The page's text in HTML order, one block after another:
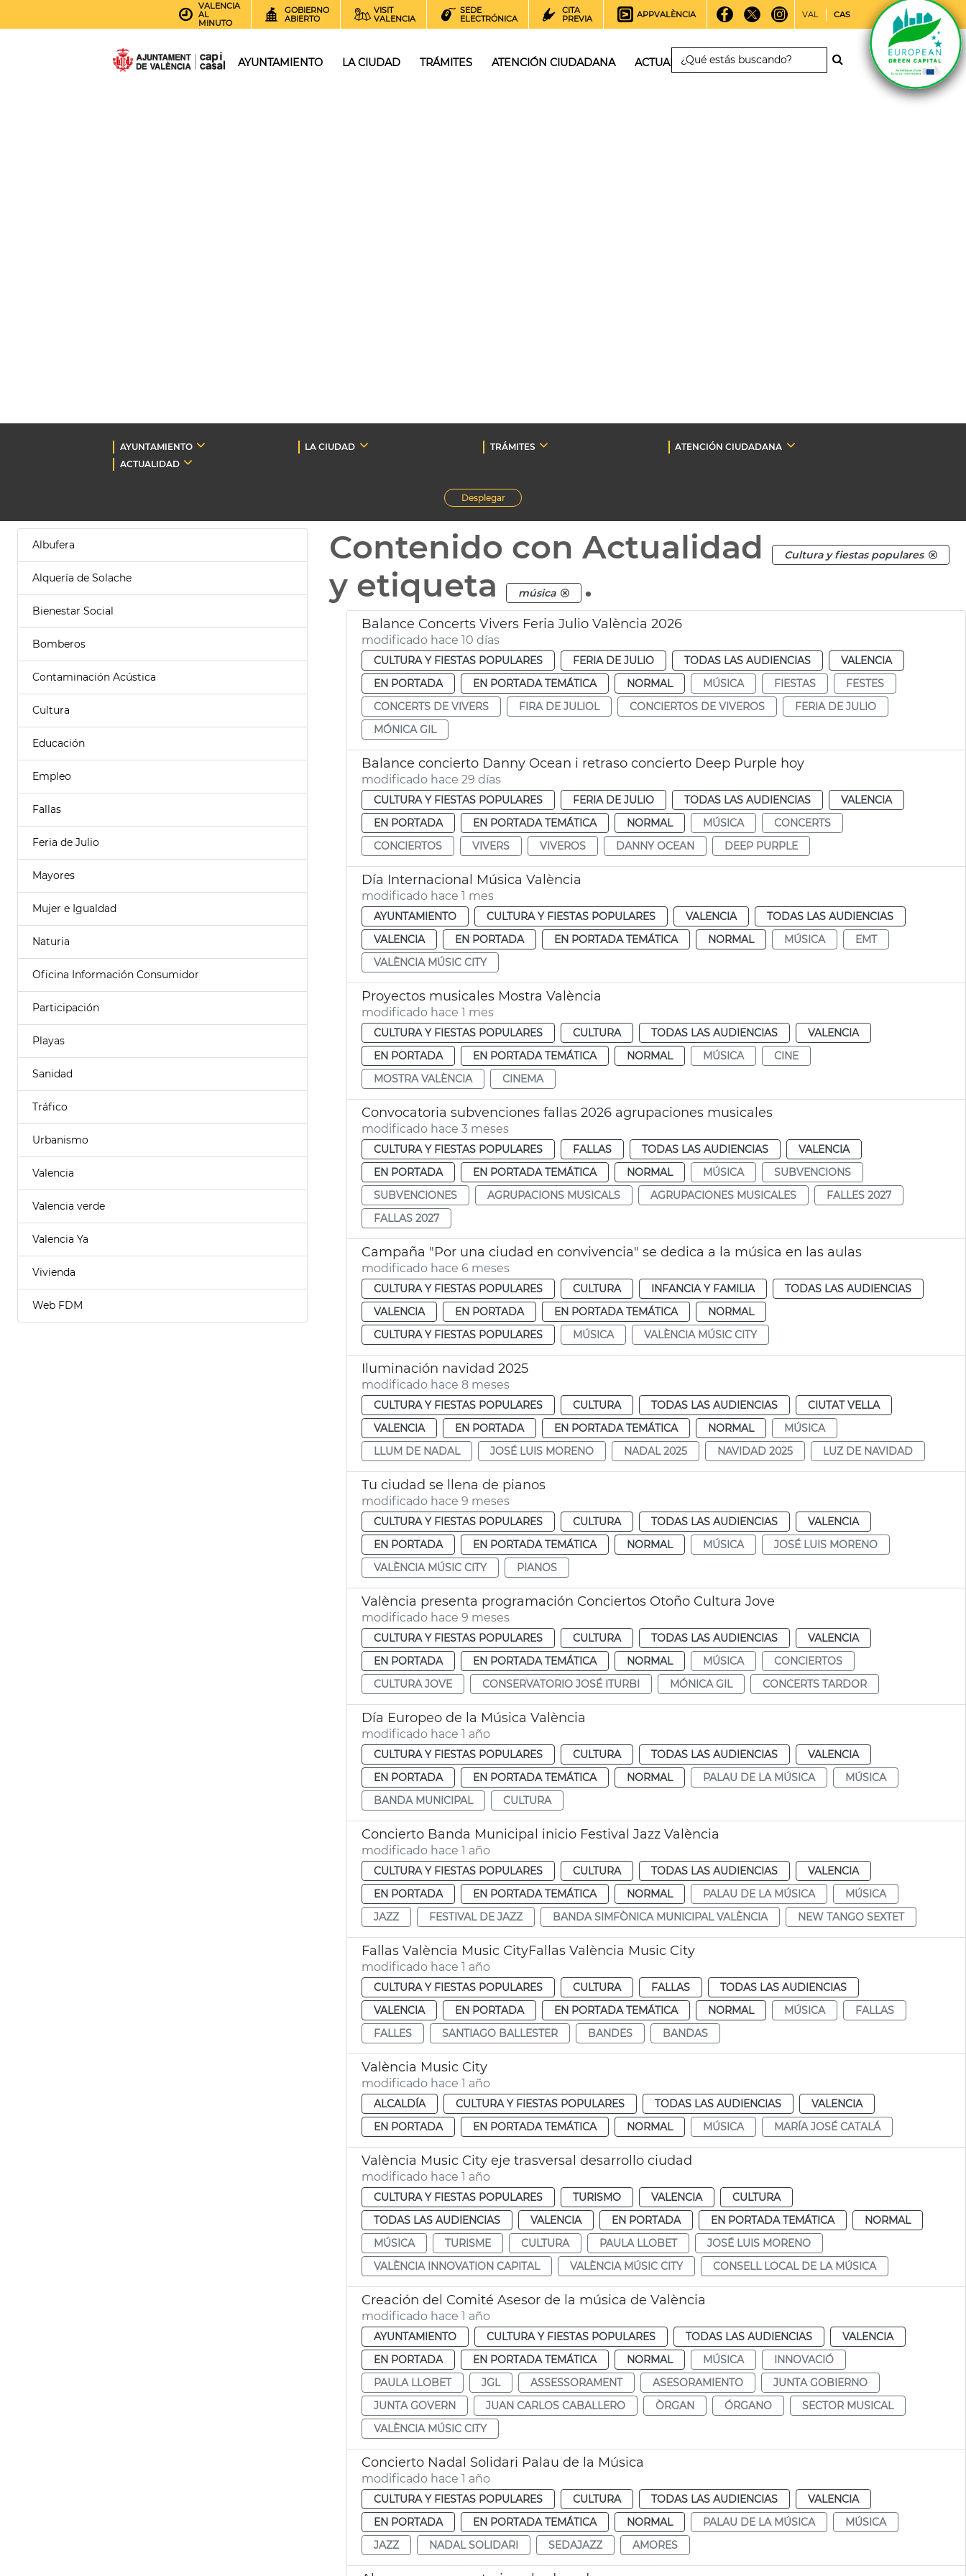
VALENCIA
AL
MINUTO
GOBIERNO
ABIERTO
VISIT
VALENCIA
SEDE
ELECTRÓNICA
CITA
PREVIA
APPVALÈNCIA VAL CAS
AYUNTAMIENTO LA CIUDAD TRÁMITES ATENCIÓN CIUDADANA ACTUALIDAD
AYUNTAMIENTO LA CIUDAD TRÁMITES
ATENCIÓN CIUDADANA
ACTUALIDAD
Desplegar
Albufera
Alquería de Solache
Bienestar Social
Bomberos
Contaminación Acústica
Cultura
Educación
Empleo
Fallas
Feria de Julio
Mayores
Mujer e Igualdad
Naturia
Oficina Información Consumidor
Participación
Playas
Sanidad
Tráfico
Urbanismo
Valencia
Valencia verde
Valencia Ya
Vivienda
Web FDM
Contenido con Actualidad Cultura y fiestas populares
y etiqueta música .
Balance Concerts Vivers Feria Julio València 2026
modificado hace 10 días
CULTURA Y FIESTAS POPULARES FERIA DE JULIO TODAS LAS AUDIENCIAS
VALENCIA
EN PORTADA
EN PORTADA TEMÁTICA NORMAL MÚSICA FIESTAS
FESTES
CONCERTS DE VIVERS
FIRA DE JULIOL CONCIERTOS DE VIVEROS
FERIA DE JULIO
MÓNICA GIL
Balance concierto Danny Ocean i retraso concierto Deep Purple hoy
modificado hace 29 días
CULTURA Y FIESTAS POPULARES FERIA DE JULIO TODAS LAS AUDIENCIAS
VALENCIA
EN PORTADA
EN PORTADA TEMÁTICA NORMAL MÚSICA
CONCERTS
CONCIERTOS
VIVERS VIVEROS DANNY OCEAN DEEP PURPLE
Día Internacional Música València
modificado hace 1 mes
AYUNTAMIENTO CULTURA Y FIESTAS POPULARES VALENCIA
TODAS LAS AUDIENCIAS
VALENCIA
EN PORTADA EN PORTADA TEMÁTICA NORMAL MÚSICA
EMT
VALÈNCIA MÚSIC CITY
Proyectos musicales Mostra València
modificado hace 1 mes
CULTURA Y FIESTAS POPULARES CULTURA TODAS LAS AUDIENCIAS
VALENCIA
EN PORTADA
EN PORTADA TEMÁTICA NORMAL MÚSICA
CINE
MOSTRA VALÈNCIA
CINEMA
Convocatoria subvenciones fallas 2026 agrupaciones musicales
modificado hace 3 meses
CULTURA Y FIESTAS POPULARES FALLAS TODAS LAS AUDIENCIAS
VALENCIA
EN PORTADA
EN PORTADA TEMÁTICA NORMAL MÚSICA
SUBVENCIONS
SUBVENCIONES
AGRUPACIONS MUSICALS AGRUPACIONES MUSICALES
FALLES 2027
FALLAS 2027
Campaña "Por una ciudad en convivencia" se dedica a la música en las aulas
modificado hace 6 meses
CULTURA Y FIESTAS POPULARES CULTURA INFANCIA Y FAMILIA
TODAS LAS AUDIENCIAS
VALENCIA
EN PORTADA EN PORTADA TEMÁTICA
NORMAL
CULTURA Y FIESTAS POPULARES
MÚSICA VALÈNCIA MÚSIC CITY
Iluminación navidad 2025
modificado hace 8 meses
CULTURA Y FIESTAS POPULARES CULTURA TODAS LAS AUDIENCIAS
CIUTAT VELLA
VALENCIA
EN PORTADA EN PORTADA TEMÁTICA NORMAL
MÚSICA
LLUM DE NADAL
JOSÉ LUIS MORENO NADAL 2025 NAVIDAD 2025 LUZ DE NAVIDAD
Tu ciudad se llena de pianos
modificado hace 9 meses
CULTURA Y FIESTAS POPULARES CULTURA TODAS LAS AUDIENCIAS
VALENCIA
EN PORTADA
EN PORTADA TEMÁTICA NORMAL MÚSICA
JOSÉ LUIS MORENO
VALÈNCIA MÚSIC CITY
PIANOS
València presenta programación Conciertos Otoño Cultura Jove
modificado hace 9 meses
CULTURA Y FIESTAS POPULARES CULTURA TODAS LAS AUDIENCIAS
VALENCIA
EN PORTADA
EN PORTADA TEMÁTICA NORMAL MÚSICA
CONCIERTOS
CULTURA JOVE
CONSERVATORIO JOSÉ ITURBI MÓNICA GIL CONCERTS TARDOR
Día Europeo de la Música València
modificado hace 1 año
CULTURA Y FIESTAS POPULARES CULTURA TODAS LAS AUDIENCIAS
VALENCIA
EN PORTADA
EN PORTADA TEMÁTICA NORMAL PALAU DE LA MÚSICA
MÚSICA
BANDA MUNICIPAL
CULTURA
Concierto Banda Municipal inicio Festival Jazz València
modificado hace 1 año
CULTURA Y FIESTAS POPULARES CULTURA TODAS LAS AUDIENCIAS
VALENCIA
EN PORTADA
EN PORTADA TEMÁTICA NORMAL PALAU DE LA MÚSICA
MÚSICA
JAZZ
FESTIVAL DE JAZZ BANDA SIMFÒNICA MUNICIPAL VALÈNCIA NEW TANGO SEXTET
Fallas València Music CityFallas València Music City
modificado hace 1 año
CULTURA Y FIESTAS POPULARES CULTURA FALLAS
TODAS LAS AUDIENCIAS
VALENCIA
EN PORTADA EN PORTADA TEMÁTICA NORMAL MÚSICA
FALLAS
FALLES
SANTIAGO BALLESTER BANDES BANDAS
València Music City
modificado hace 1 año
ALCALDÍA CULTURA Y FIESTAS POPULARES TODAS LAS AUDIENCIAS
VALENCIA
EN PORTADA
EN PORTADA TEMÁTICA NORMAL MÚSICA MARÍA JOSÉ CATALÁ
València Music City eje trasversal desarrollo ciudad
modificado hace 1 año
CULTURA Y FIESTAS POPULARES TURISMO VALENCIA
CULTURA
TODAS LAS AUDIENCIAS
VALENCIA EN PORTADA EN PORTADA TEMÁTICA
NORMAL
MÚSICA
TURISME CULTURA PAULA LLOBET
JOSÉ LUIS MORENO
VALÈNCIA INNOVATION CAPITAL
VALÈNCIA MÚSIC CITY CONSELL LOCAL DE LA MÚSICA
Creación del Comité Asesor de la música de València
modificado hace 1 año
AYUNTAMIENTO CULTURA Y FIESTAS POPULARES TODAS LAS AUDIENCIAS
VALENCIA
EN PORTADA
EN PORTADA TEMÁTICA NORMAL MÚSICA
INNOVACIÓ
PAULA LLOBET
JGL ASSESSORAMENT ASESORAMIENTO
JUNTA GOBIERNO
JUNTA GOVERN
JUAN CARLOS CABALLERO ÒRGAN ÓRGANO
SECTOR MUSICAL
VALÈNCIA MÚSIC CITY
Concierto Nadal Solidari Palau de la Música
modificado hace 1 año
CULTURA Y FIESTAS POPULARES CULTURA TODAS LAS AUDIENCIAS
VALENCIA
EN PORTADA
EN PORTADA TEMÁTICA NORMAL PALAU DE LA MÚSICA
MÚSICA
JAZZ
NADAL SOLIDARI SEDAJAZZ AMORES